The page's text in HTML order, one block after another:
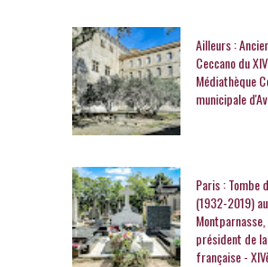
Ailleurs :
Ceccano du
Médiathèque
municipale
Paris : Tombe
(1932-2019)
président de
française -